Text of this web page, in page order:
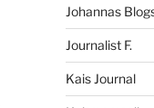
Johannas
Journalist F.
Kais Journal